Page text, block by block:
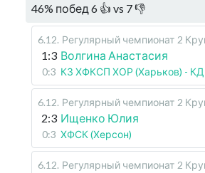
46% побед 6 👍 vs 7👎
6.12. Регулярный чемпионат 2
1:3 Волгина Анастасия
0:3 КЗ ХФКСП ХОР (Харьков) -
6.12. Регулярный чемпионат 2
2:3 Ищенко Юлия
0:3 ХФСК (Херсон)
6.12. Регулярный чемпионат 2